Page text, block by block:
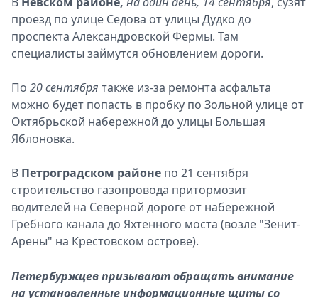
проезд по улице Седова от улицы Дудко до
проспекта Александровской Фермы. Там
специалисты займутся обновлением дороги.
По 20 сентября также из-за ремонта асфальта
можно будет попасть в пробку по Зольной улице от
Октябрьской набережной до улицы Большая
Яблоновка.
В Петроградском районе по 21 сентября
строительство газопровода притормозит
водителей на Северной дороге от набережной
Гребного канала до Яхтенного моста (возле "Зенит-
Арены" на Крестовском острове).
Петербуржцев призывают обращать внимание
на установленные информационные щиты со